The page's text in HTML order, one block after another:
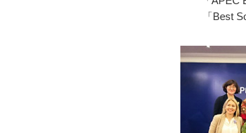
「Best